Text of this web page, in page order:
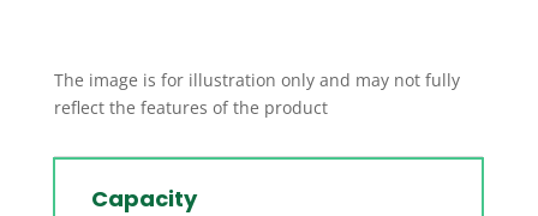
The image is for illustration only and may not fully
reflect the features of the product
Capacity